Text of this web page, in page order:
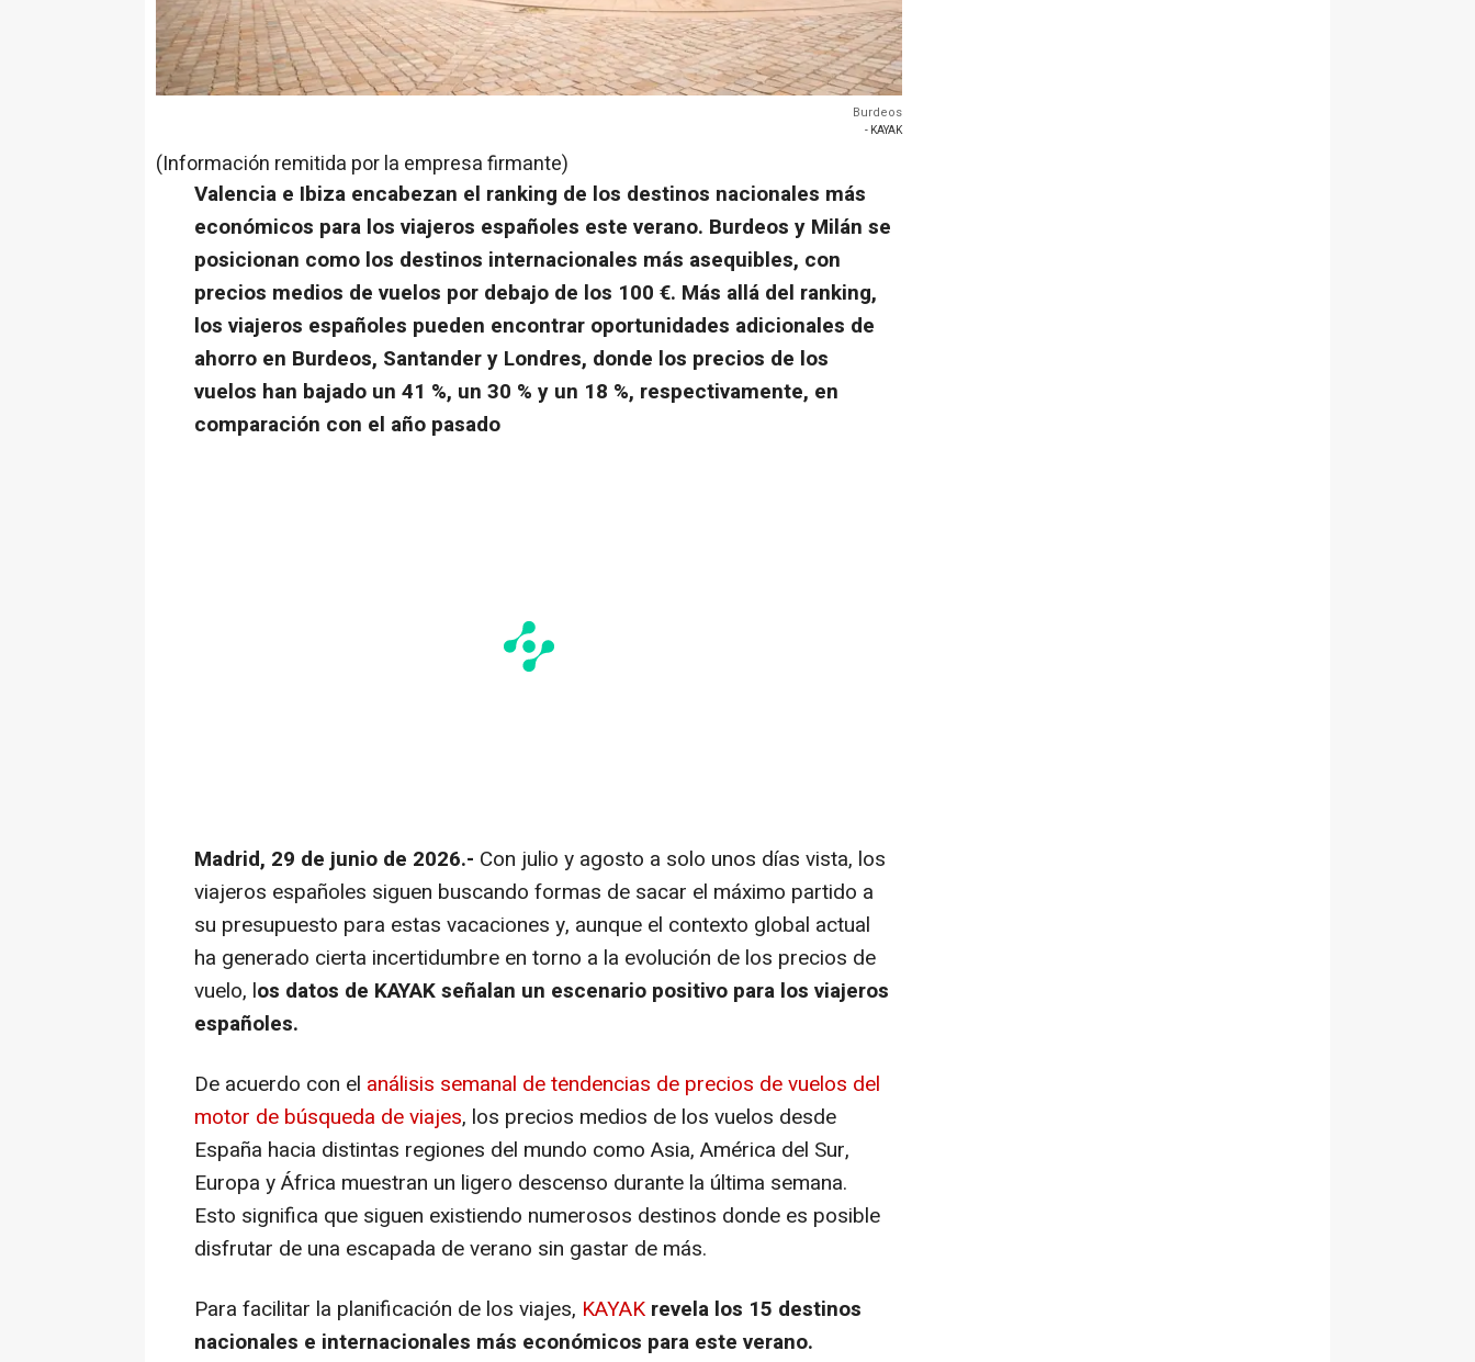
Burdeos
- KAYAK
(Información remitida por la empresa firmante)
Valencia e Ibiza encabezan el ranking de los destinos nacionales más
económicos para los viajeros españoles este verano. Burdeos y Milán se
posicionan como los destinos internacionales más asequibles, con
precios medios de vuelos por debajo de los 100 €. Más allá del ranking,
los viajeros españoles pueden encontrar oportunidades adicionales de
ahorro en Burdeos, Santander y Londres, donde los precios de los
vuelos han bajado un 41 %, un 30 % y un 18 %, respectivamente, en
comparación con el año pasado
Madrid, 29 de junio de 2026.- Con julio y agosto a solo unos días vista, los
viajeros españoles siguen buscando formas de sacar el máximo partido a
su presupuesto para estas vacaciones y, aunque el contexto global actual
ha generado cierta incertidumbre en torno a la evolución de los precios de
vuelo, los datos de KAYAK señalan un escenario positivo para los viajeros
españoles.
De acuerdo con el análisis semanal de tendencias de precios de vuelos del
motor de búsqueda de viajes, los precios medios de los vuelos desde
España hacia distintas regiones del mundo como Asia, América del Sur,
Europa y África muestran un ligero descenso durante la última semana.
Esto significa que siguen existiendo numerosos destinos donde es posible
disfrutar de una escapada de verano sin gastar de más.
Para facilitar la planificación de los viajes, KAYAK revela los 15 destinos
nacionales e internacionales más económicos para este verano.